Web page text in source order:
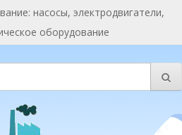
насосы, электродвигатели,
оборудование